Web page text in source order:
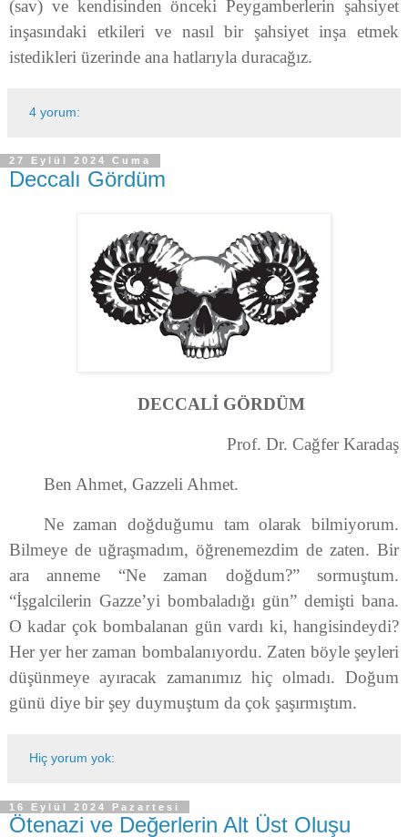
(sav) ve kendisinden önceki Peygamberlerin şahsiyet
inşasındaki etkileri ve nasıl bir şahsiyet inşa etmek
istedikleri üzerinde ana hatlarıyla duracağız.
4 yorum:
27 Eylül 2024 Cuma
Deccalı Gördüm
DECCALİ GÖRDÜM
Prof. Dr. Cağfer Karadaş
Ben Ahmet, Gazzeli Ahmet.
Ne zaman doğduğumu tam olarak bilmiyorum.
Bilmeye de uğraşmadım, öğrenemezdim de zaten. Bir
ara anneme “Ne zaman doğdum?” sormuştum.
“İşgalcilerin Gazze’yi bombaladığı gün” demişti bana.
O kadar çok bombalanan gün vardı ki, hangisindeydi?
Her yer her zaman bombalanıyordu. Zaten böyle şeyleri
düşünmeye ayıracak zamanımız hiç olmadı. Doğum
günü diye bir şey duymuştum da çok şaşırmıştım.
Hiç yorum yok:
16 Eylül 2024 Pazartesi
Ötenazi ve Değerlerin Alt Üst Oluşu